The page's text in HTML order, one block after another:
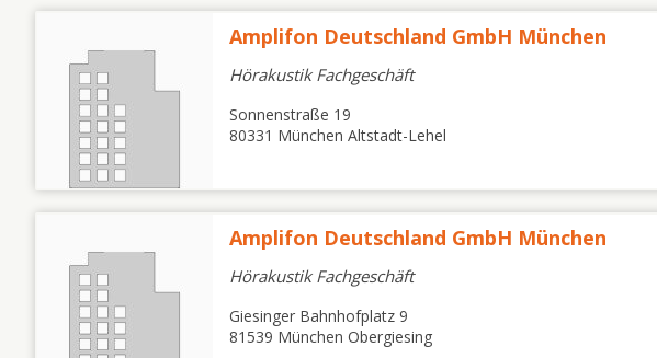
Amplifon Deutschland GmbH München
Hörakustik Fachgeschäft
Sonnenstraße 19
80331 München Altstadt-Lehel
Amplifon Deutschland GmbH München
Hörakustik Fachgeschäft
Giesinger Bahnhofplatz 9
81539 München Obergiesing